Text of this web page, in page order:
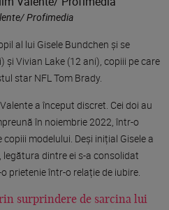
Profimedia
al lui Gisele Bundchen și se
și Vivian Lake (12 ani), copiii pe care
star NFL Tom Brady.
a început discret. Cei doi au
în noiembrie 2022, într-o
modelului. Deși inițial Gisele a
dintre ei s-a consolidat
prietenie într-o relație de iubire.
surprindere de sarcina lui